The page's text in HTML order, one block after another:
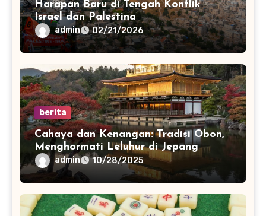
Harapan Baru di Tengah Konflik
Israel dan Palestina
admin 02/21/2026
berita
Cahaya dan Kenangan: Tradisi Obon,
Menghormati Leluhur di Jepang
admin 10/28/2025